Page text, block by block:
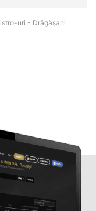
uri - Drăgăşani